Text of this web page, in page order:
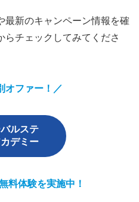
最新のキャンペーン情報を確
らチェックしてみてくださ
オファー！／
ルステ
デミー
料体験を実施中！